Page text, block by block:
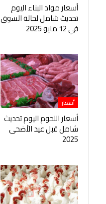
أسعار مواد البناء اليوم
تحديث شامل لحالة السوق
في 12 مايو 2025
أسعار
أسعار اللحوم اليوم تحديث
شامل قبل عيد الأضحى
2025